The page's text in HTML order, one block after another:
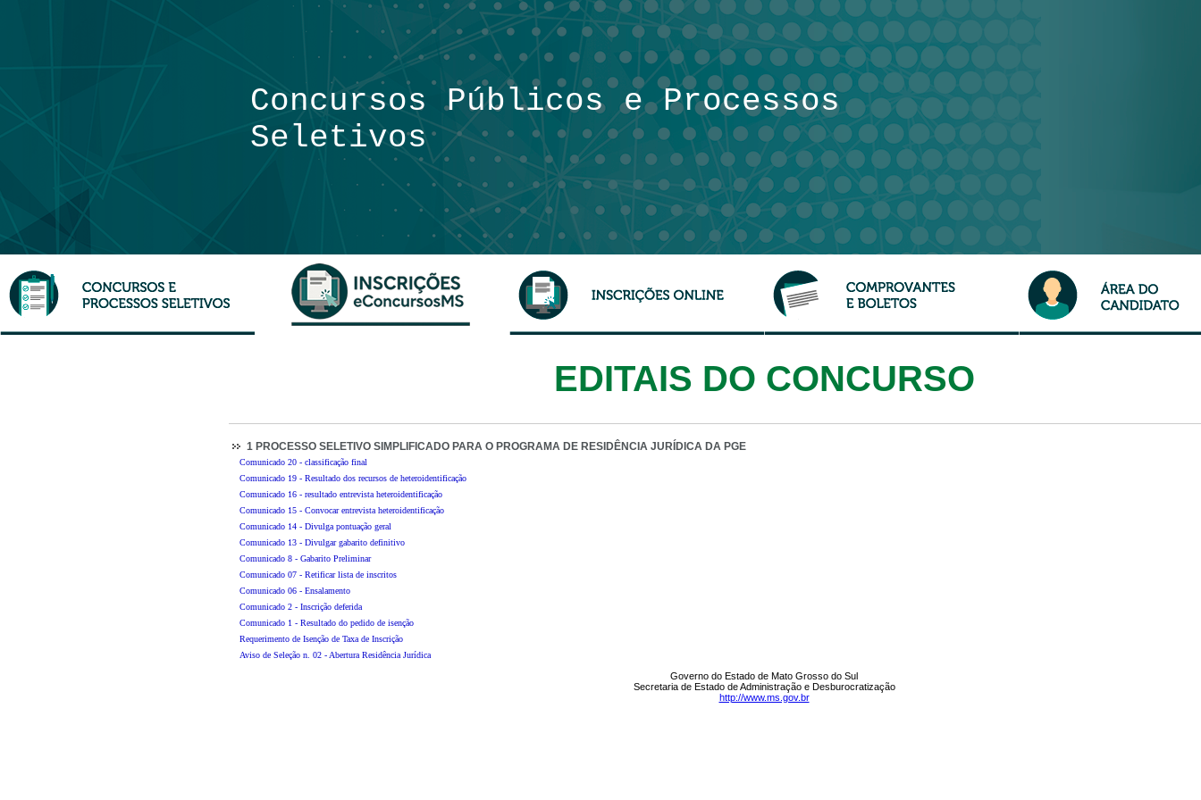
Concursos Públicose Processos
Seletivos
EDITAIS DO CONCURSO
1 PROCESSO SELETIVO SIMPLIFICADO PARA O PROGRAMA DE RESIDÊNCIA JURÍDICA DA PGE
Comunicado 20 - classificação final
Comunicado 19 - Resultado dos recursos de heteroidentificação
Comunicado 16 - resultado entrevista heteroidentificação
Comunicado 15 - Convocar entrevista heteroidentificação
Comunicado 14 - Divulga pontuação geral
Comunicado 13 - Divulgar gabarito definitivo
Comunicado 8 - Gabarito Preliminar
Comunicado 07 - Retificar lista de inscritos
Comunicado 06 - Ensalamento
Comunicado 2 - Inscrição deferida
Comunicado 1 - Resultado do pedido de isenção
Requerimento de Isenção de Taxa de Inscrição
Aviso de Seleção n. 02 - Abertura Residência Jurídica
Governo do Estado de Mato Grosso do Sul
Secretaria de Estado de Administração e Desburocratização
http://www.ms.gov.br